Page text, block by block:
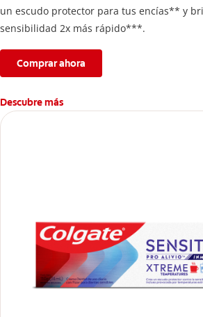
un escudo protector para tus encías** y
sensibilidad 2x más rápido***.
Comprar ahora
Descubre más